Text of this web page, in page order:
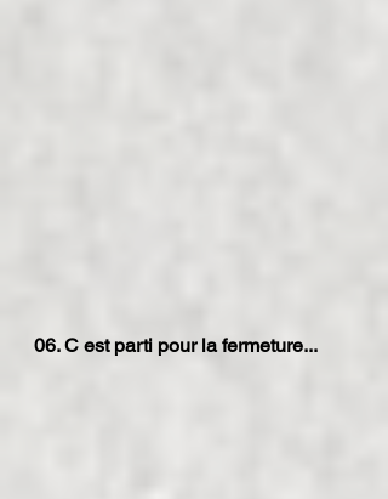
06. C est parti pour la fermeture...